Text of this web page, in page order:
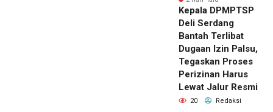
Kepala DPMPTSP
Deli Serdang
Bantah Terlibat
Dugaan Izin Palsu,
Tegaskan Proses
Perizinan Harus
Lewat Jalur Resmi
20 Redaksi